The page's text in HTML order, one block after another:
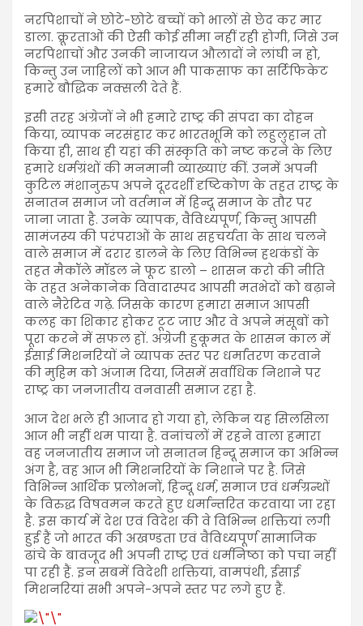
नरपिशाचों ने छोटे-छोटे बच्चों को भालों से छेद कर मार
डाला. क्रूरताओं की ऐसी कोई सीमा नहीं रही होगी, जिसे उन
नरपिशाचों और उनकी नाजायज औलादों ने लांघी न हो,
किन्तु उन जाहिलों को आज भी पाकसाफ का सर्टिफिकेट
हमारे बौद्धिक नक्सली देते हैं.
इसी तरह अंग्रेजों ने भी हमारे राष्ट्र की संपदा का दोहन
किया, व्यापक नरसंहार कर भारतभूमि को लहुलुहान तो
किया ही, साथ ही यहां की संस्कृति को नष्ट करने के लिए
हमारे धर्मग्रंथों की मनमानी व्याख्याएं कीं. उनमें अपनी
कुटिल मंशानुरुप अपने दूरदर्शी दृष्टिकोण के तहत राष्ट्र के
सनातन समाज जो वर्तमान में हिन्दू समाज के तौर पर
जाना जाता है. उनके व्यापक, वैविध्यपूर्ण, किन्तु आपसी
सामंजस्य की परंपराओं के साथ सहचर्यता के साथ चलने
वाले समाज में दरार डालने के लिए विभिन्न हथकंडों के
तहत मैकॉले मॉडल ने फूट डालो – शासन करो की नीति
के तहत अनेकानेक विवादास्पद आपसी मतभेदों को बढ़ाने
वाले नैरेटिव गढ़े. जिसके कारण हमारा समाज आपसी
कलह का शिकार होकर टूट जाए और वे अपने मंसूबों को
पूरा करने में सफल हों. अंग्रेजी हुकूमत के शासन काल में
ईसाई मिशनरियों ने व्यापक स्तर पर धर्मांतरण करवाने
की मुहिम को अंजाम दिया, जिसमें सर्वाधिक निशाने पर
राष्ट्र का जनजातीय वनवासी समाज रहा है.
आज देश भले ही आजाद हो गया हो, लेकिन यह सिलसिला
आज भी नहीं थम पाया है. वनांचलों में रहने वाला हमारा
वह जनजातीय समाज जो सनातन हिन्दू समाज का अभिन्न
अंग है, वह आज भी मिशनरियों के निशाने पर है. जिसे
विभिन्न आर्थिक प्रलोभनों, हिन्दू धर्म, समाज एवं धर्मग्रन्थों
के विरुद्ध विषवमन करते हुए धर्मान्तरित करवाया जा रहा
है. इस कार्य में देश एवं विदेश की वे विभिन्न शक्तियां लगी
हुई हैं जो भारत की अखण्डता एवं वैविध्यपूर्ण सामाजिक
ढांचे के बावजूद भी अपनी राष्ट्र एवं धर्मनिष्ठा को पचा नहीं
पा रही हैं. इन सबमें विदेशी शक्तियां, वामपंथी, ईसाई
मिशनरियां सभी अपने-अपने स्तर पर लगे हुए हैं.